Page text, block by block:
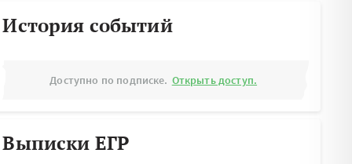
История событий
Доступно по подписке. Открыть доступ.
Выписки ЕГР